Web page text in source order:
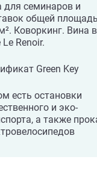
для семинаров и
общей
Коворкинг. Вина в
Renoir.
Green Key
есть остановки
и эко-
а также